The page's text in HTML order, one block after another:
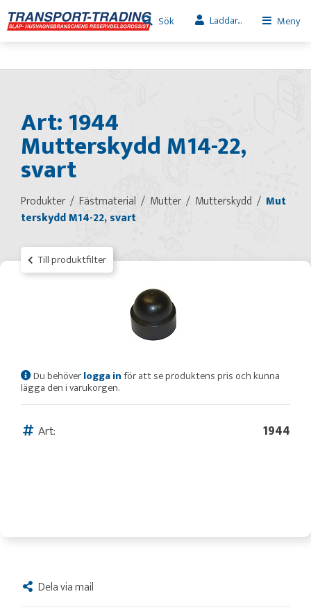
Sök Laddar... Meny
Art: 1944
Mutterskydd M14-22,
svart
Produkter Fästmaterial Mutter Mutterskydd
Mut
terskydd M14-22, svart
Till produktfilter
Du behöverlogga inför att se produktens pris och kunna
lägga den i varukorgen.
Art: 1944
Dela via mail